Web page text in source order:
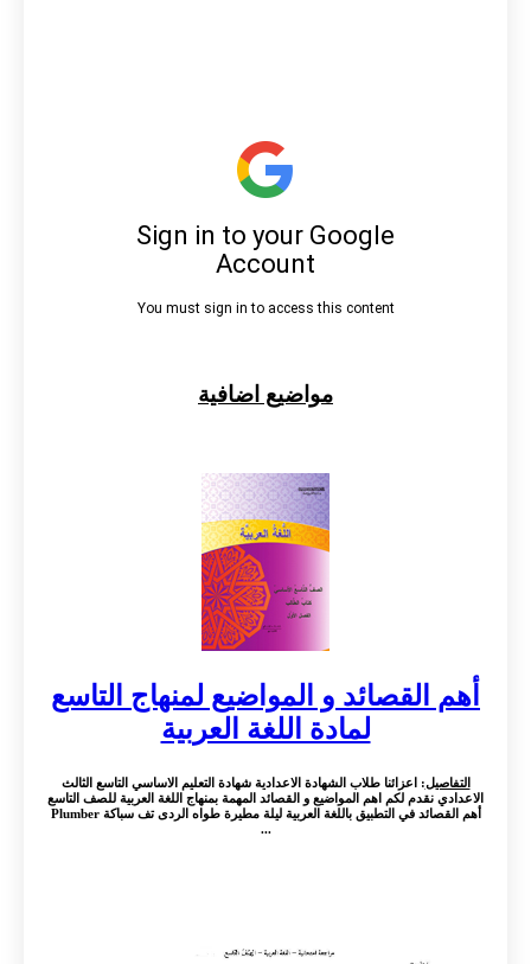
مواضيع اضافية
أهم القصائد و المواضيع لمنهاج التاسع
لمادة اللغة العربية
التفاصيل: اعزائنا طلاب الشهادة الاعدادية شهادة التعليم الاساسي التاسع الثالث
الاعدادي نقدم لكم اهم المواضيع و القصائد المهمة بمنهاج اللغة العربية للصف التاسع
أهم القصائد في التطبيق باللغة العربية ليلة مطيرة طواه الردى تف سباكة Plumber
...